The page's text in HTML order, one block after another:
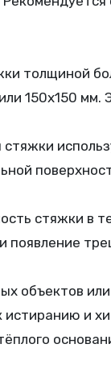
толщиной
150х150
стяжки
стяжки в
появление
объектов
истиранию и